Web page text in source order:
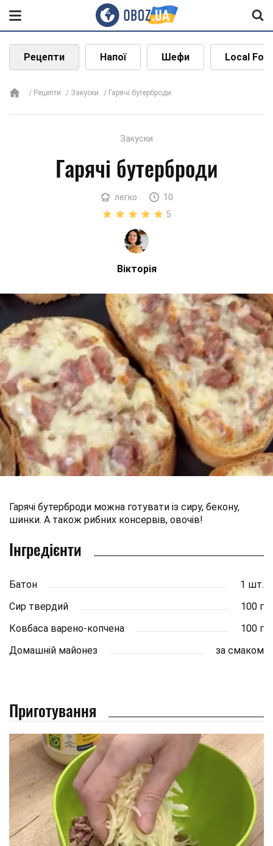
Рецепти Напої Шефи Local
Рецепти Закуски Гарячі бутерброди
Закуски
Гарячі бутерброди
легко
10
5
Вікторія
Гарячі бутерброди можна готувати із сиру, бекону,
шинки. А також рибних консервів, овочів!
Інгредієнти
Батон
1 шт.
Сир твердий
100 г
Ковбаса варено-копчена
100 г
Домашній майонез
за смаком
Приготування